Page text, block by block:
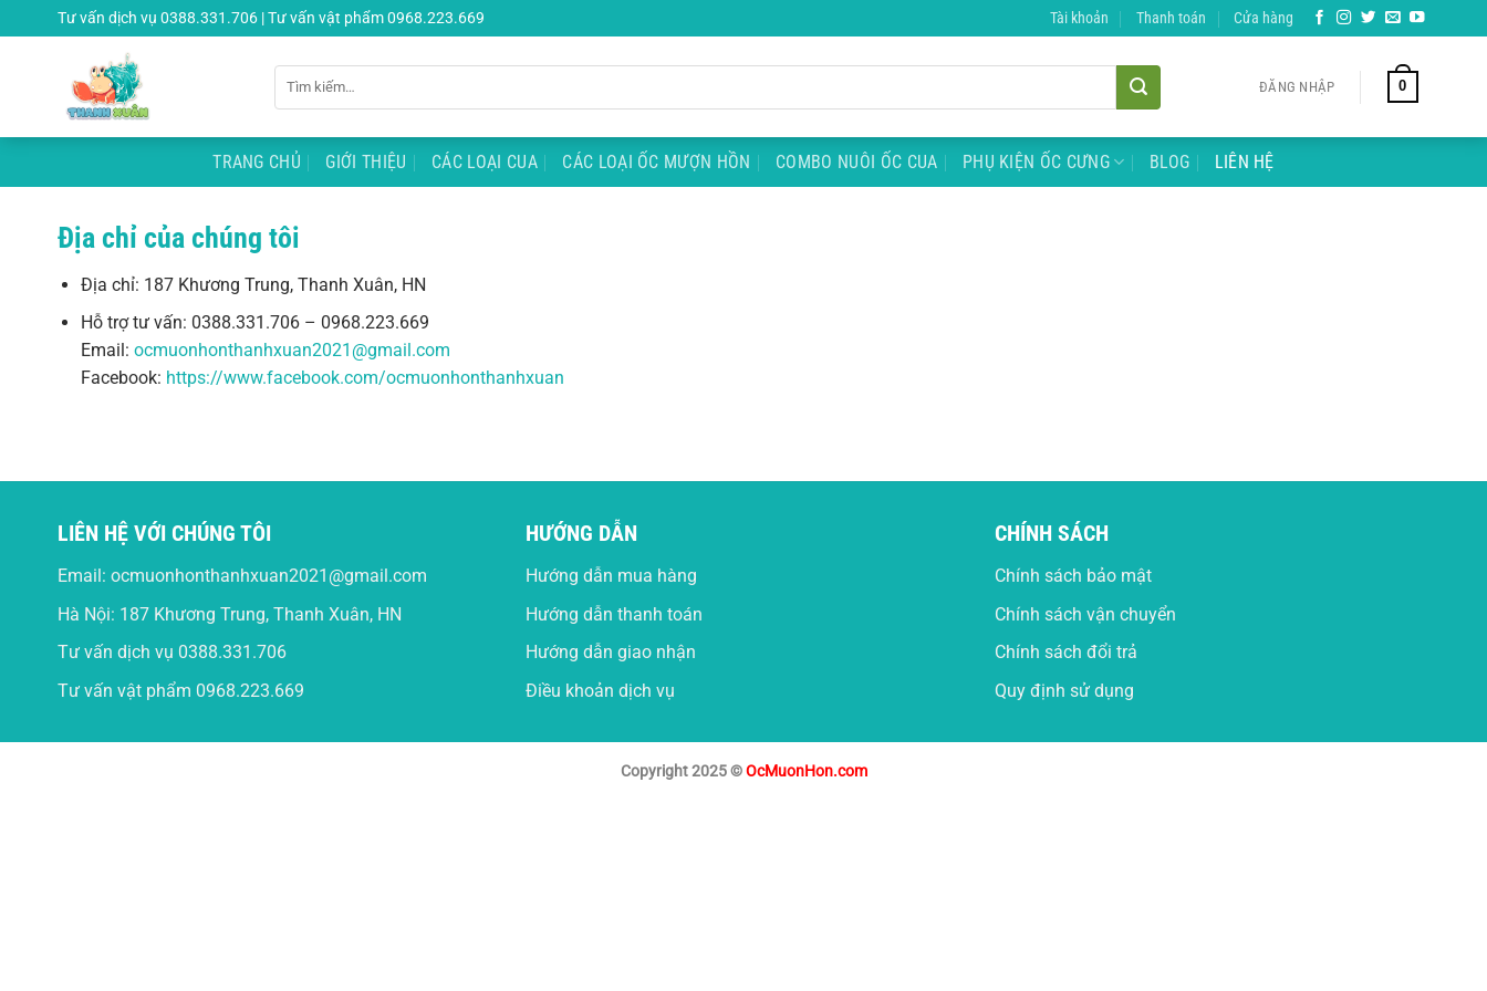
đến
Tư vấn dịch vụ 0388.331.706 | Tư vấn vật phẩm 0968.223.669 Tài khoản Thanh toán Cửa hàng
kiếm:
ĐĂNG NHẬP 0
TRANG CHỦ GIỚI THIỆU CÁC LOẠI CUA CÁC LOẠI ỐC MƯỢN HỒN COMBO NUÔI ỐC CUA PHỤ KIỆN ỐC CƯNG BLOG LIÊN HỆ
Địa chỉ của chúng tôi
Địa chỉ: 187 Khương Trung, Thanh Xuân, HN
Hỗ trợ tư vấn: 0388.331.706 – 0968.223.669
Email: ocmuonhonthanhxuan2021@gmail.com
Facebook: https://www.facebook.com/ocmuonhonthanhxuan
LIÊN HỆ VỚI CHÚNG TÔI
Email: ocmuonhonthanhxuan2021@gmail.com
Hà Nội: 187 Khương Trung, Thanh Xuân, HN
Tư vấn dịch vụ 0388.331.706
Tư vấn vật phẩm 0968.223.669
HƯỚNG DẪN
Hướng dẫn mua hàng
Hướng dẫn thanh toán
Hướng dẫn giao nhận
Điều khoản dịch vụ
CHÍNH SÁCH
Chính sách bảo mật
Chính sách vận chuyển
Chính sách đổi trả
Quy định sử dụng
Copyright 2025 ©OcMuonHon.com